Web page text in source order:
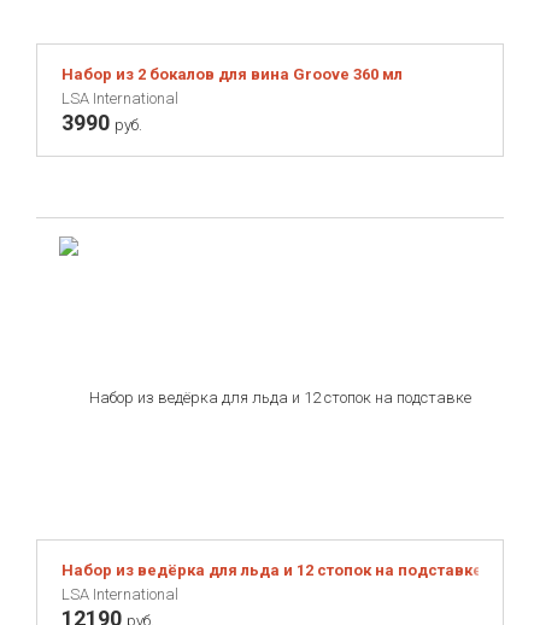
Набор из 2 бокалов для вина Groove 360 мл
LSA International
3990 руб.
Набор из ведёрка для льда и 12 стопок на подставке
LSA International
12190 руб.